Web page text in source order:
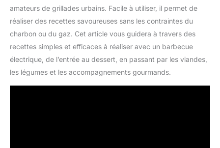
amateurs de grillades urbains. Facile à utiliser, il permet de
réaliser des recettes savoureuses sans les contraintes du
charbon ou du gaz. Cet article vous guidera à travers des
recettes simples et efficaces à réaliser avec un barbecue
électrique, de l’entrée au dessert, en passant par les viandes,
les légumes et les accompagnements gourmands.